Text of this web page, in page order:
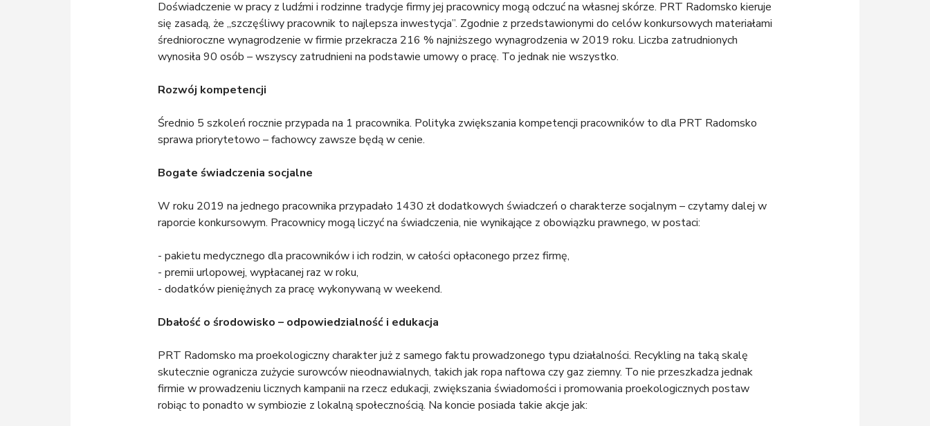
Doświadczenie w pracy z ludźmi i rodzinne tradycje firmy jej pracownicy mogą odczuć na własnej skórze. PRT Radomsko kieruje
się zasadą, że „szczęśliwy pracownik to najlepsza inwestycja”. Zgodnie z przedstawionymi do celów konkursowych materiałami
średnioroczne wynagrodzenie w firmie przekracza 216 % najniższego wynagrodzenia w 2019 roku. Liczba zatrudnionych
wynosiła 90 osób – wszyscy zatrudnieni na podstawie umowy o pracę. To jednak nie wszystko.
Rozwój kompetencji
Średnio 5 szkoleń rocznie przypada na 1 pracownika. Polityka zwiększania kompetencji pracowników to dla PRT Radomsko
sprawa priorytetowo – fachowcy zawsze będą w cenie.
Bogate świadczenia socjalne
W roku 2019 na jednego pracownika przypadało 1430 zł dodatkowych świadczeń o charakterze socjalnym – czytamy dalej w
raporcie konkursowym. Pracownicy mogą liczyć na świadczenia, nie wynikające z obowiązku prawnego, w postaci:
- pakietu medycznego dla pracowników i ich rodzin, w całości opłaconego przez firmę,
- premii urlopowej, wypłacanej raz w roku,
- dodatków pieniężnych za pracę wykonywaną w weekend.
Dbałość o środowisko – odpowiedzialność i edukacja
PRT Radomsko ma proekologiczny charakter już z samego faktu prowadzonego typu działalności. Recykling na taką skalę
skutecznie ogranicza zużycie surowców nieodnawialnych, takich jak ropa naftowa czy gaz ziemny. To nie przeszkadza jednak
firmie w prowadzeniu licznych kampanii na rzecz edukacji, zwiększania świadomości i promowania proekologicznych postaw
robiąc to ponadto w symbiozie z lokalną społecznością. Na koncie posiada takie akcje jak: